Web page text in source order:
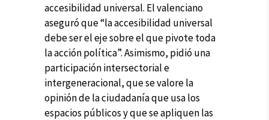
accesibilidad universal. El valenciano
aseguró que “la accesibilidad universal
debe ser el eje sobre el que pivote toda
la acción política”. Asimismo, pidió una
participación intersectorial e
intergeneracional, que se valore la
opinión de la ciudadanía que usa los
espacios públicos y que se apliquen las